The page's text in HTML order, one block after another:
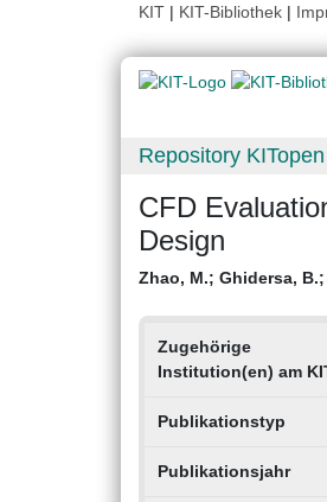
KIT | KIT-Bibliothek |
Repository KITopen
CFD
Design
Zhao, M.; Ghidersa, B.;
Zugehörige
Institution(en) am
Publikationstyp
Publikationsjahr